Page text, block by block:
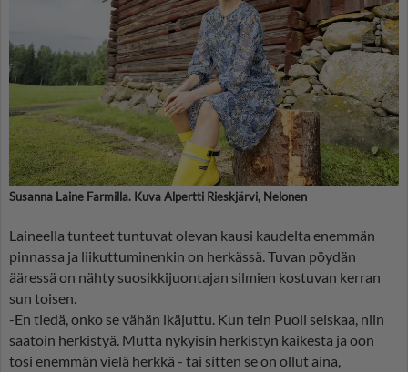
Susanna Laine Farmilla. Kuva Alpertti Rieskjärvi, Nelonen
Laineella tunteet tuntuvat olevan kausi kaudelta enemmän
pinnassa ja liikuttuminenkin on herkässä. Tuvan pöydän
ääressä on nähty suosikkijuontajan silmien kostuvan kerran
sun toisen.
-En tiedä, onko se vähän ikäjuttu. Kun tein Puoli seiskaa, niin
saatoin herkistyä. Mutta nykyisin herkistyn kaikesta ja oon
tosi enemmän vielä herkkä - tai sitten se on ollut aina,